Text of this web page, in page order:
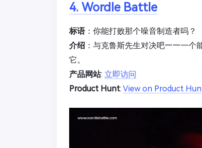
4. Wordle Battle
标语：你能打败那个噪音制造者吗？
介绍 ：与克鲁斯先生对决吧——一个
它。
产品网站: 立即访问
Product Hunt: View on Product